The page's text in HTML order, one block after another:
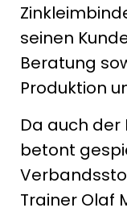
seinen
Beratung
Produktion
Da auch
betont
Trainer Olaf